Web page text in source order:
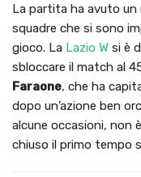
La partita ha avuto
squadre che si sono
gioco. La Lazio W si è
sbloccare il match al
Faraone, che ha
dopo un’azione ben
alcune occasioni, non
chiuso il primo tempo